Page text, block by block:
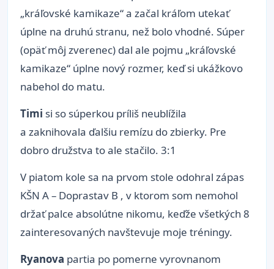
„kráľovské kamikaze“ a začal kráľom utekať
úplne na druhú stranu, než bolo vhodné. Súper
(opäť môj zverenec) dal ale pojmu „kráľovské
kamikaze“ úplne nový rozmer, keď si ukážkovo
nabehol do matu.
Timi si so súperkou príliš neublížila
a zaknihovala ďalšiu remízu do zbierky. Pre
dobro družstva to ale stačilo. 3:1
V piatom kole sa na prvom stole odohral zápas
KŠN A – Doprastav B , v ktorom som nemohol
držať palce absolútne nikomu, keďže všetkých 8
zainteresovaných navštevuje moje tréningy.
Ryanova partia po pomerne vyrovnanom